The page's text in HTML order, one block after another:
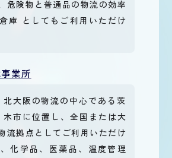
危険物と普通品の物流の効率
庫 としてもご利用いただけ
業所
北大阪の物流の中心である茨
木市に位置し、全国または大
流拠点としてご利用いただけ
化学品、医薬品、温度管理